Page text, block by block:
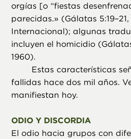
orgías [o “fiestas
parecidas.» (Gálatas
Internacional); algunas
incluyen el homicidio
1960).
Estas características
fallidas hace dos mil años.
manifiestan hoy.
ODIO Y DISCORDIA
El odio hacia grupos con